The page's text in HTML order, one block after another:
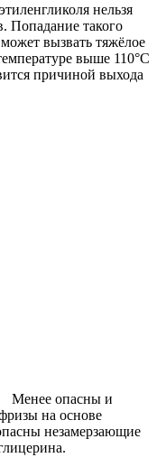
нельзя
Попадание такого
вызвать тяжёлое
выше 110°С
причиной выхода
Менее опасны и
на основе
незамерзающие